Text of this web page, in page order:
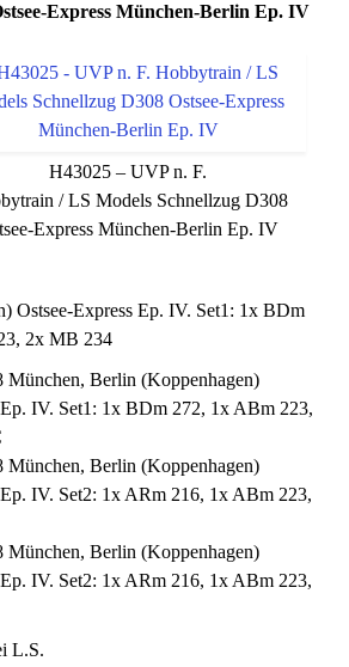
Express München-Berlin Ep. IV
H43025 – UVP n. F.
/ LS Models Schnellzug D308
Express München-Berlin Ep. IV
Ostsee-Express Ep. IV. Set1: 1x BDm
2x MB 234
München, Berlin (Koppenhagen)
Ep. IV. Set1: 1x BDm 272, 1x ABm 223,
München, Berlin (Koppenhagen)
Ep. IV. Set2: 1x ARm 216, 1x ABm 223,
München, Berlin (Koppenhagen)
Ep. IV. Set2: 1x ARm 216, 1x ABm 223,
L.S.